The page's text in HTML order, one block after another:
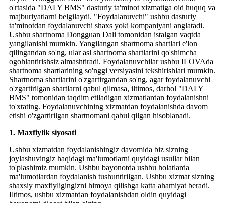
o'rtasida "DALY BMS" dasturiy ta'minot xizmatiga oid huquq va
majburiyatlarni belgilaydi. "Foydalanuvchi" ushbu dasturiy
ta'minotdan foydalanuvchi shaxs yoki kompaniyani anglatadi.
Ushbu shartnoma Dongguan Dali tomonidan istalgan vaqtda
yangilanishi mumkin. Yangilangan shartnoma shartlari e'lon
qilingandan so'ng, ular asl shartnoma shartlarini qo'shimcha
ogohlantirishsiz almashtiradi. Foydalanuvchilar ushbu ILOVAda
shartnoma shartlarining so'nggi versiyasini tekshirishlari mumkin.
Shartnoma shartlarini o'zgartirgandan so'ng, agar foydalanuvchi
o'zgartirilgan shartlarni qabul qilmasa, iltimos, darhol "DALY
BMS" tomonidan taqdim etiladigan xizmatlardan foydalanishni
to'xtating. Foydalanuvchining xizmatdan foydalanishda davom
etishi o'zgartirilgan shartnomani qabul qilgan hisoblanadi.
1. Maxfiylik siyosati
Ushbu xizmatdan foydalanishingiz davomida biz sizning
joylashuvingiz haqidagi ma'lumotlarni quyidagi usullar bilan
to'plashimiz mumkin. Ushbu bayonotda ushbu holatlarda
ma'lumotlardan foydalanish tushuntirilgan. Ushbu xizmat sizning
shaxsiy maxfiyligingizni himoya qilishga katta ahamiyat beradi.
Iltimos, ushbu xizmatdan foydalanishdan oldin quyidagi